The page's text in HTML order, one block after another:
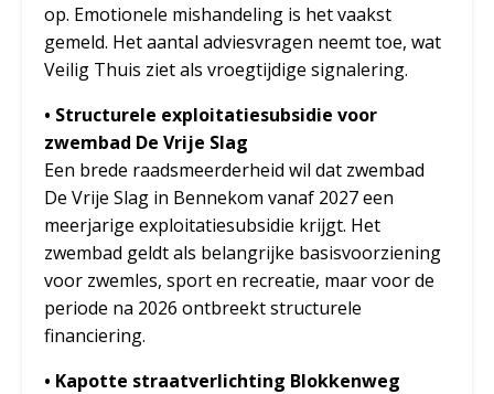
op. Emotionele mishandeling is het vaakst
gemeld. Het aantal adviesvragen neemt toe, wat
Veilig Thuis ziet als vroegtijdige signalering.
• Structurele exploitatiesubsidie voor
zwembad De Vrije Slag
Een brede raadsmeerderheid wil dat zwembad
De Vrije Slag in Bennekom vanaf 2027 een
meerjarige exploitatiesubsidie krijgt. Het
zwembad geldt als belangrijke basisvoorziening
voor zwemles, sport en recreatie, maar voor de
periode na 2026 ontbreekt structurele
financiering.
• Kapotte straatverlichting Blokkenweg